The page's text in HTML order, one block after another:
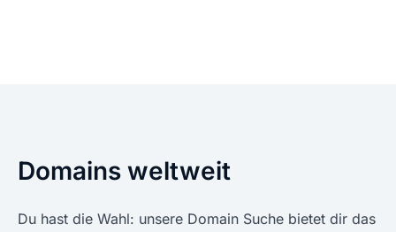
Domains weltweit
Du hast die Wahl: unsere Domain Suche bietet dir das